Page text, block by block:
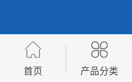
首页 产品分类